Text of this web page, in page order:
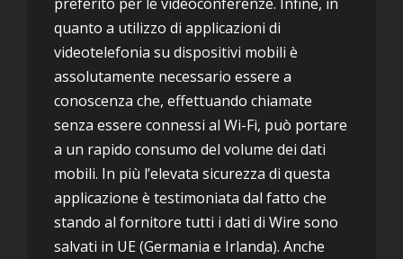
quanto a utilizzo di applicazioni di
videotelefonia su dispositivi mobili è
assolutamente necessario essere a
conoscenza che, effettuando chiamate
senza essere connessi al Wi-Fi, può portare
a un rapido consumo del volume dei dati
mobili. In più l’elevata sicurezza di questa
applicazione è testimoniata dal fatto che
stando al fornitore tutti i dati di Wire sono
salvati in UE (Germania e Irlanda). Anche